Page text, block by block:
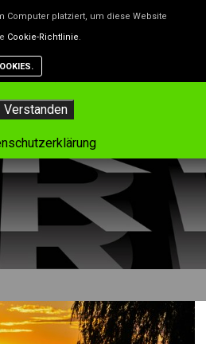
butterfly
Computer platziert, um diese Website
Cookie-Richtlinie.
– das sind kleine Dateien,
zu machen. Wenn du nicht willst,
dann funktioniert vielleicht nicht
so, wie es soll.
Verstanden